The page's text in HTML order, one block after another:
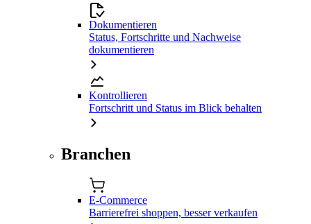
Dokumentieren
Status, Fortschritte und Nachweise
dokumentieren
Kontrollieren
Fortschritt und Status im Blick behalten
Branchen
E-Commerce
Barrierefrei shoppen, besser verkaufen